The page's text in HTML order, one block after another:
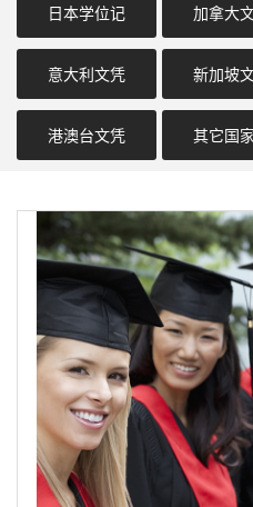
日本学位记 加拿大
意大利文凭 新加坡
港澳台文凭 其它国